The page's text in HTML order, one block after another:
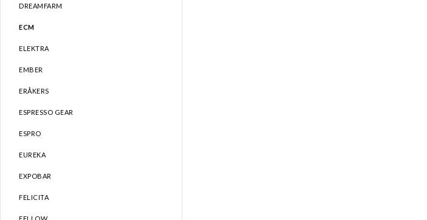
DREAMFARM
ECM
ELEKTRA
EMBER
ERÅKERS
ESPRESSO GEAR
ESPRO
EUREKA
EXPOBAR
FELICITA